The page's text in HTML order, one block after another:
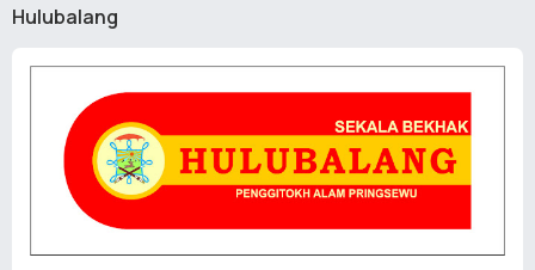
Hulubalang